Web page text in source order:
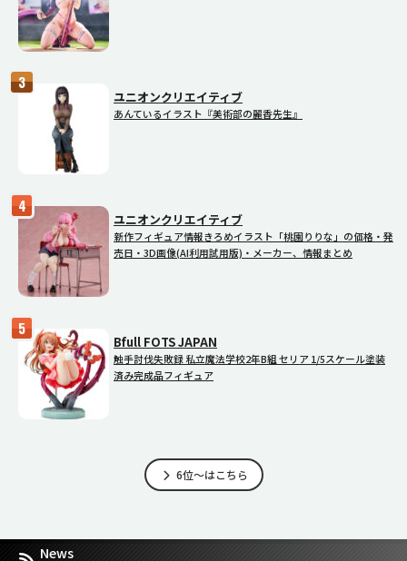
ユニオンクリエイティブ
あんているイラスト『美術部の麗香先生』
ユニオンクリエイティブ
新作フィギュア情報きろめイラスト「桃園りりな」の価格・発
売日・3D画像(AI利用試用版)・メーカー、情報まとめ
Bfull FOTS JAPAN
触手討伐失敗録 私立魔法学校2年B組 セリア 1/5スケール塗装
済み完成品フィギュア
6位～はこちら
News